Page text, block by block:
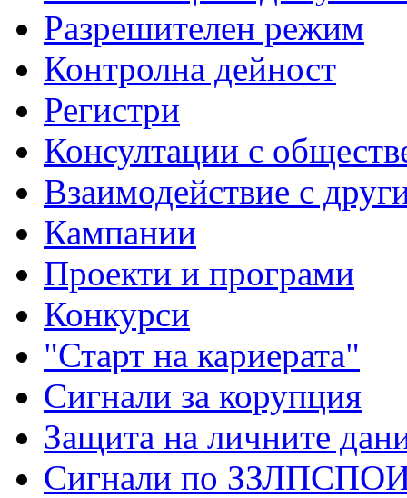
Разрешителен режим
Контролна дейност
Регистри
Консултации с
Взаимодействие с
Кампании
Проекти и програми
Конкурси
"Старт на кариерата"
Сигнали за корупция
Защита на личните
Сигнали по